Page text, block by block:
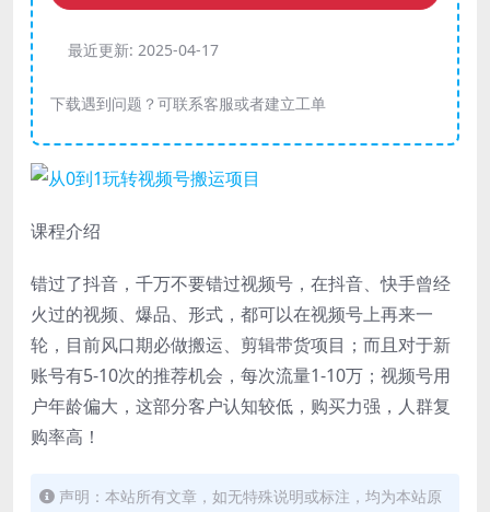
最近更新: 2025-04-17
下载遇到问题？可联系客服或者建立工单
课程介绍
错过了抖音，千万不要错过视频号，在抖音、快手曾经
火过的视频、爆品、形式，都可以在视频号上再来一
轮，目前风口期必做搬运、剪辑带货项目；而且对于新
账号有5-10次的推荐机会，每次流量1-10万；视频号用
户年龄偏大，这部分客户认知较低，购买力强，人群复
购率高！
声明：本站所有文章，如无特殊说明或标注，均为本站原